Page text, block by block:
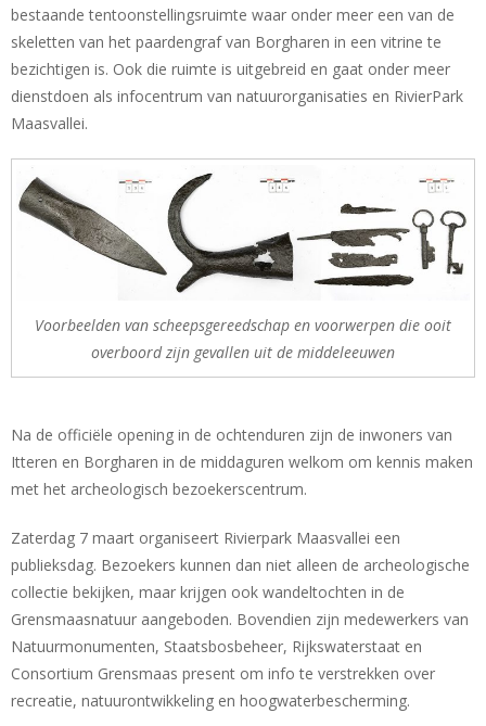
bestaande tentoonstellingsruimte waar onder meer een van de
skeletten van het paardengraf van Borgharen in een vitrine te
bezichtigen is. Ook die ruimte is uitgebreid en gaat onder meer
dienstdoen als infocentrum van natuurorganisaties en RivierPark
Maasvallei.
Voorbeelden van scheepsgereedschap en voorwerpen die ooit
overboord zijn gevallen uit de middeleeuwen
Na de officiële opening in de ochtenduren zijn de inwoners van
Itteren en Borgharen in de middaguren welkom om kennis maken
met het archeologisch bezoekerscentrum.
Zaterdag 7 maart organiseert Rivierpark Maasvallei een
publieksdag. Bezoekers kunnen dan niet alleen de archeologische
collectie bekijken, maar krijgen ook wandeltochten in de
Grensmaasnatuur aangeboden. Bovendien zijn medewerkers van
Natuurmonumenten, Staatsbosbeheer, Rijkswaterstaat en
Consortium Grensmaas present om info te verstrekken over
recreatie, natuurontwikkeling en hoogwaterbescherming.